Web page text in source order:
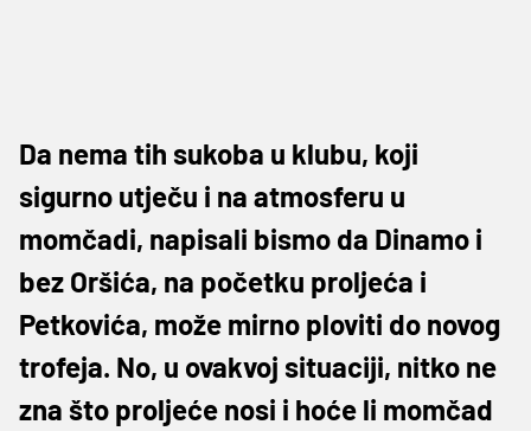
Da nema tih sukoba u klubu, koji
sigurno utječu i na atmosferu u
momčadi, napisali bismo da Dinamo i
bez Oršića, na početku proljeća i
Petkovića, može mirno ploviti do novog
trofeja. No, u ovakvoj situaciji, nitko ne
zna što proljeće nosi i hoće li momčad